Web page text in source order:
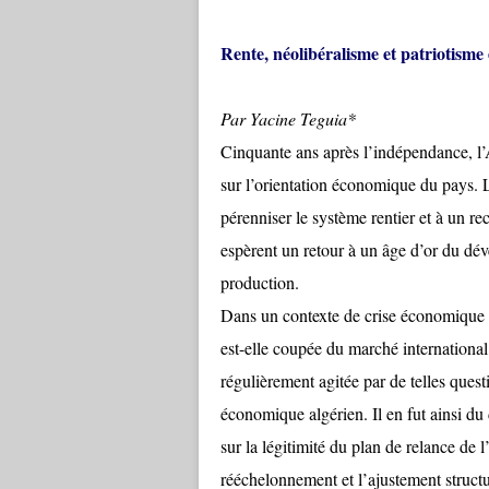
Rente, néolibéralisme et patriotisme
Par Yacine Teguia*
Cinquante ans après l’indépendance,
sur l’orientation économique du pays.
pérenniser le système rentier et à un
espèrent un retour à un âge d’or du
production.
Dans un contexte de crise économique mondiale, les débats se télescopent. L’économie algérienne est-elle coupée du marché international et insensible à ses perturbations ? La sphère médiatique est régulièrement agitée par de telles questions liées à la problématique de la nature du système économique algérien. Il en fut ainsi du débat sur le statut de Sonatrach, sur la politique industrielle, sur la légitimité du plan de relance de l’économie, sur les privatisations mais surtout du débat sur le rééchelonnement et l’ajustement structurel. Jusque-là, le pouvoir a évité l’examen sérieux de toutes ces questions, et la conférence économique et sociale organisée par le président Zeroual n’aura été qu’une tentative de forcer un consensus autour du plan d’ajustement structurel et de l’intégration de l’islamisme au sein des appareils de l’Etat, dans le cadre de la reprise du processus électoral. Mais le pouvoir n’aura su ni empêcher la crise ni rétablir les conditions de vie antérieures en matière d’emploi, d’habitat, de protection sociale, d’éducation ou de santé. « Mazalna wakfin», dit un message marchand qui croit flatter le patriotisme des Algériens. Debout, oui, mais à l’arrêt. Dans le débat, différentes écoles s’affrontent. Et qui dit écoles dit idéologies. Or, en matière d’idéologie, il est toujours utile de s’en référer à Gramsci. Sa notion de bloc historique a mis à jour l’articulation entre structure économique et superstructure politico-idéologique. Mais il a aussi montré que la caractérisation d’une étape du développement d’une société n’est possible que quand celle-ci connaît son complet déploiement. C’est maintenant le cas du néolibéralisme algérien. Son succès se mesure à son hégémonie. Alors que tant de monde parle de rente, il apparaît que les intérêts liés au capital spéculatif dominent la structure économique algérienne. Ce n’est pas le moindre des paradoxes, mais le néolibéralisme s’impose en masquant son existence même. Cependant, dans les faits, la stabilité monétaire est devenue le bien suprême de la société algérienne tandis qu’une nouvelle doxa prône l’idée que «les profits d’aujourd’hui font les investissements de demain et les emplois d’après-demain». Les évangélistes du marché mettent l’individualisme au commencement de tout. Ils chantent la gloire de la propriété privée, notre sauveur. La force de ce discours est la force de l’évidence. Ce qui est précisément l’enjeu d’une controverse devient indiscutable et monsieur le professeur Taïeb Hafsi peut lancer à ceux qui réclament le débat : «L’expérience historique mondiale et celle, plus douloureuse, de l’Algérie ont tranché.» Ce n’est plus de la propagande, mais un fait acquis, un huis clos historique. La supériorité et le caractère universel du néolibéralisme ayant été prouvés, toute revendication, toute proposition de changement radical de la société et de l’Etat apparaît comme un nuage venant voiler un ciel azuré, et qu’on peut soupçonner de charrier une utopie, naïve ou totalitaire, comme la nuée porte l’orage. Et voilà paralysé le principe même de la vision novatrice et de l’action politique. La main invisible règle toutes les imperfections, balaie les injustices et impose l’idée d’un Etat minimal. Depuis le colloque Lippman, à partir duquel le néolibéralisme lançait la conquête du magistère intellectuel, jusqu’à nos commis indigènes, le credo est le même : la verge n’est jamais assez longue pour battre l’Etat. «Défendre l’entreprise», un think tank algérien dont le programme se réduit à plaider la cause, le patronat privé intervient donc dans le débat pour dénoncer, comme attendu, le patriotisme économique. «L’étatisme économique est l’ennemi de la prospérité. L’étatisme économique est souvent présenté comme une forme de nationalisme. En fait, c’est une maladie organisationnelle. C’est l’étatisme